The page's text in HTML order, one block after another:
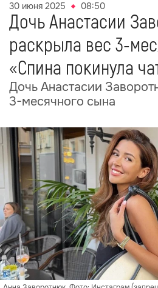
30 июня 2025 08:50
Дочь Анастасии
раскрыла вес 3-
«Спина покинула
Дочь Анастасии
3-месячного сына